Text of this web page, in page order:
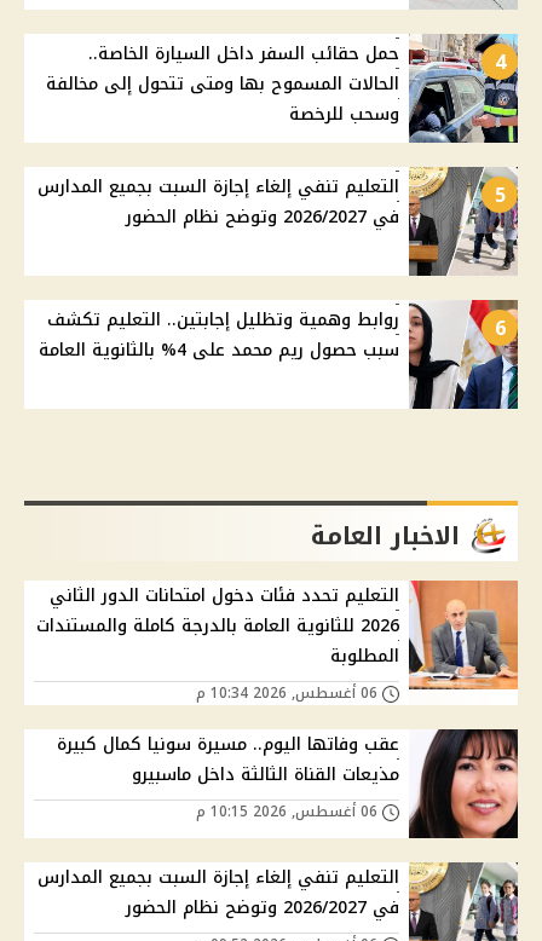
4
حمل حقائب السفر داخل السيارة الخاصة..
الحالات المسموح بها ومتى تتحول إلى مخالفة
وسحب للرخصة
5
التعليم تنفي إلغاء إجازة السبت بجميع المدارس
في 2026/2027 وتوضح نظام الحضور
6
روابط وهمية وتظليل إجابتين.. التعليم تكشف
سبب حصول ريم محمد على 4% بالثانوية العامة
الاخبار العامة
التعليم تحدد فئات دخول امتحانات الدور الثاني
2026 للثانوية العامة بالدرجة كاملة والمستندات
المطلوبة
عقب وفاتها اليوم.. مسيرة سونيا كمال كبيرة
مذيعات القناة الثالثة داخل ماسبيرو
التعليم تنفي إلغاء إجازة السبت بجميع المدارس
في 2026/2027 وتوضح نظام الحضور